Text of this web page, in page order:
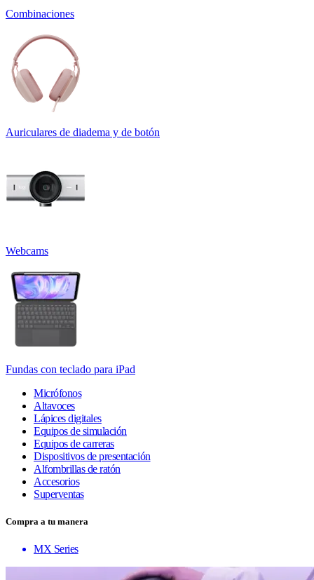
Combinaciones
Auriculares de diadema y de botón
Webcams
Fundas con teclado para iPad
Micrófonos
Altavoces
Lápices digitales
Equipos de simulación
Equipos de carreras
Dispositivos de presentación
Alfombrillas de ratón
Accesorios
Superventas
Compra a tu manera
MX Series